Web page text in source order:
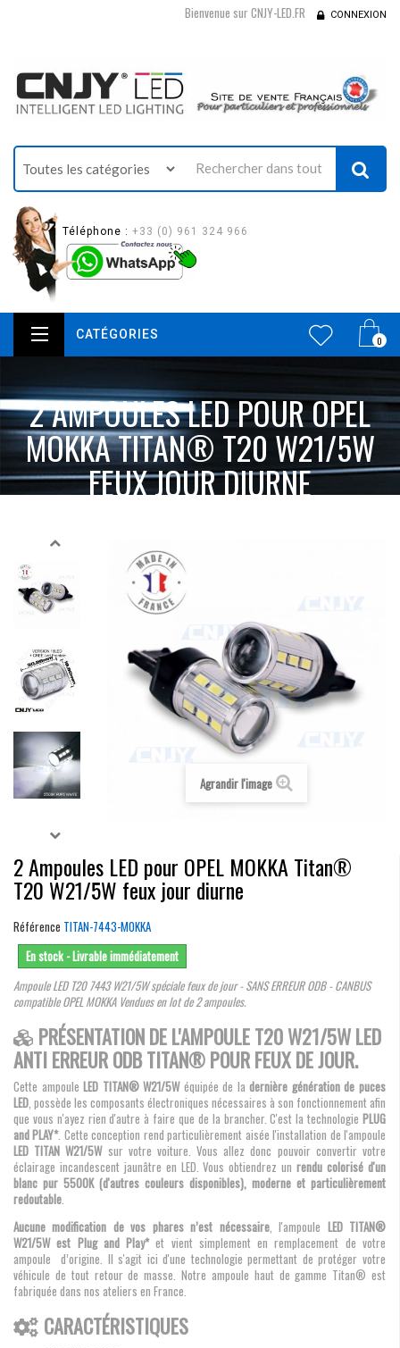
Bienvenue sur CNJY-LED.FR CONNEXION
Téléphone : +33 (0) 961 324 966
0
CATÉGORIES
2 AMPOULES LED POUR OPEL
MOKKA TITAN® T20 W21/5W
FEUX JOUR DIURNE
Agrandir l'image
2 Ampoules LED pour OPEL MOKKA Titan®
T20 W21/5W feux jour diurne
Référence TITAN-7443-MOKKA
En stock - Livrable immédiatement
Ampoule LED T20 7443 W21/5W spéciale feux de jour - SANS ERREUR ODB - CANBUS
compatible OPEL MOKKA Vendues en lot de 2 ampoules.
PRÉSENTATION DE L'AMPOULE T20 W21/5W LED
ANTI ERREUR ODB TITAN® POUR FEUX DE JOUR.
Cette ampouleLED TITAN® W21/5W équipée de ladernière génération de puces
LED, possède les composants électroniques nécessaires à son fonctionnement afin
que vous n'ayez rien d'autre à faire que de la brancher. C'est la technologie PLUG
and PLAY*. Cette conception rend particulièrement aisée l'installation de l'ampoule
LED TITAN W21/5Wsur votre voiture. Vous allez donc pouvoir convertir votre
éclairage incandescent jaunâtre en LED. Vous obtiendrez unrendu colorisé d'un
blanc pur 5500K (d'autres couleurs disponibles), moderne et particulièrement
redoutable.
Aucune modification de vos phares n’est nécessaire, l'ampoule LED TITAN®
W21/5W est Plug and Play*et vient simplement en remplacement de votre
ampoule d’origine. Il s'agit ici d'une technologie permettant de protéger votre
véhicule de tout retour de masse. Notre ampoule haut de gamme Titan® est
fabriquée dans nos ateliers en France.
CARACTÉRISTIQUES